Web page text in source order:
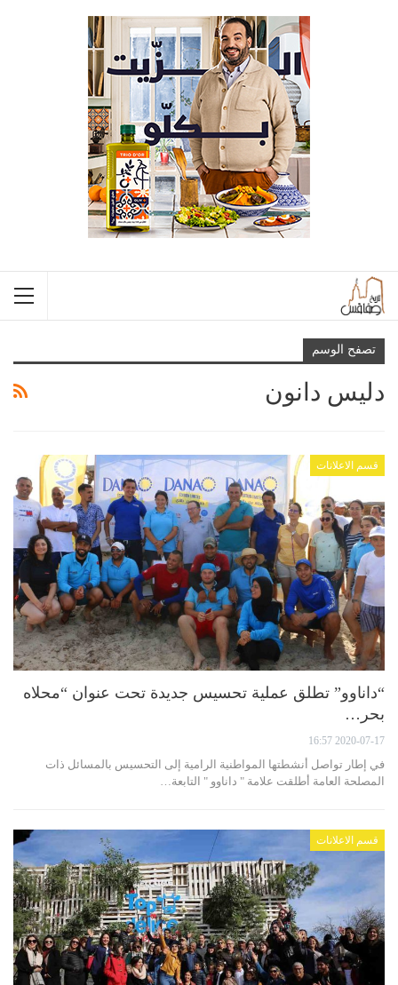
تصفح الوسم
دليس دانون
قسم الاعلانات
“داناوو” تطلق عملية تحسيس جديدة تحت عنوان “محلاه
بحر…
2020-07-17 16:57
في إطار تواصل أنشطتها المواطنية الرامية إلى التحسيس بالمسائل ذات
المصلحة العامة أطلقت علامة " داناوو " التابعة…
قسم الاعلانات